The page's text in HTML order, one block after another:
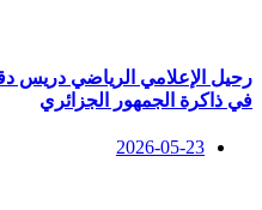
رحيل الإعلامي الرياضي دريس
في ذاكرة الجمهور الجزائري
2026-05-23